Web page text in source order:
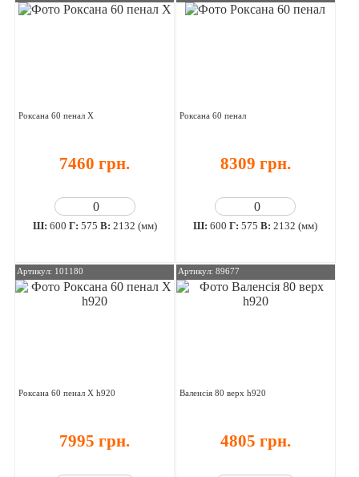
Роксана 60 пенал Х
7460 грн.
Ш: 600 Г: 575 В: 2132 (мм)
Роксана 60 пенал
8309 грн.
Ш:600 Г:575 В:2132 (мм)
Артикул: 101180
Роксана 60 пенал Х h920
7995 грн.
Артикул: 89677
Валенсія 80 верх h920
4805 грн.